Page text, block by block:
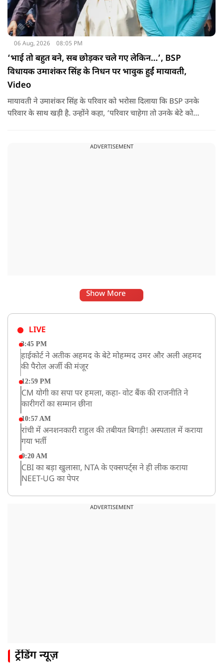
06 Aug, 2026 08:05 PM
‘भाई तो बहुत बने, सब छोड़कर चले गए लेकिन…’, BSP
विधायक उमाशंकर सिंह के निधन पर भावुक हुईं मायावती,
Video
मायावती ने उमाशंकर सिंह के परिवार को भरोसा दिलाया कि BSP उनके
परिवार के साथ खड़ी है. उन्होंने कहा, ‘परिवार चाहेगा तो उनके बेटे को
ADVERTISEMENT
Show More
LIVE
3:45 PM
हाईकोर्ट ने अतीक अहमद के बेटे मोहम्मद उमर और अली अहमद
की पैरोल अर्जी की मंजूर
12:59 PM
CM योगी का सपा पर हमला, कहा- वोट बैंक की राजनीति ने
कारीगरों का सम्मान छीना
10:57 AM
रांची में अनशनकारी राहुल की तबीयत बिगड़ी! अस्पताल में कराया
गया भर्ती
9:20 AM
CBI का बड़ा खुलासा, NTA के एक्सपर्ट्स ने ही लीक कराया
NEET-UG का पेपर
उत्तराखंड: हरिद्वार में गंगा उफान पर, जलस्तर में बढ़ोतरी
ADVERTISEMENT
ट्रेंडिंग न्यूज़